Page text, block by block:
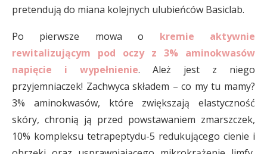
pretendują do miana kolejnych ulubieńców Basiclab.
Po pierwsze mowa o kremie aktywnie
rewitalizującym pod oczy z 3% aminokwasów
napięcie i wypełnienie. Ależ jest z niego
przyjemniaczek! Zachwyca składem – co my tu mamy?
3% aminokwasów, które zwiększają elastyczność
skóry, chronią ją przed powstawaniem zmarszczek,
10% kompleksu tetrapeptydu-5 redukującego cienie i